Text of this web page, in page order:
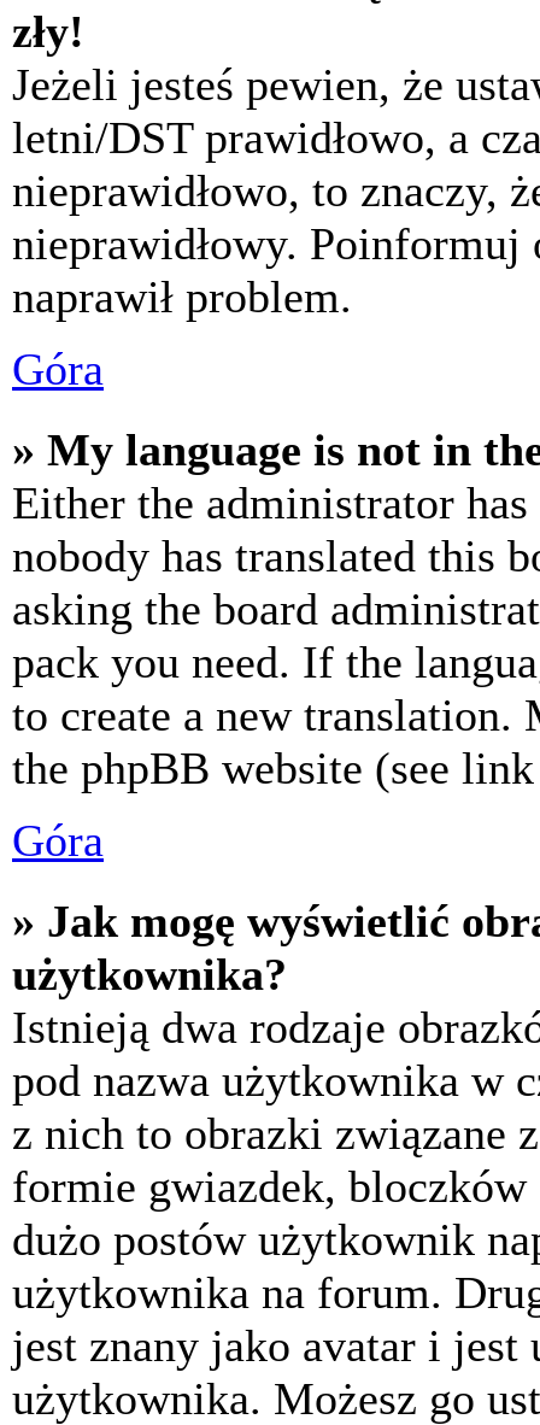
zły!
Jeżeli jesteś pewien, że
letni/DST prawidłowo, a
nieprawidłowo, to znaczy,
nieprawidłowy.
naprawił problem.
Góra
» My language is not in
Either the administrator
nobody has translated this
asking the board
pack you need. If the
to create a new
the phpBB website (see
Góra
» Jak mogę wyświetlić
użytkownika?
Istnieją dwa rodzaje
pod nazwa użytkownika w
z nich to obrazki związane
formie gwiazdek,
dużo postów użytkownik
użytkownika na forum.
jest znany jako avatar i jest
użytkownika. Możesz go